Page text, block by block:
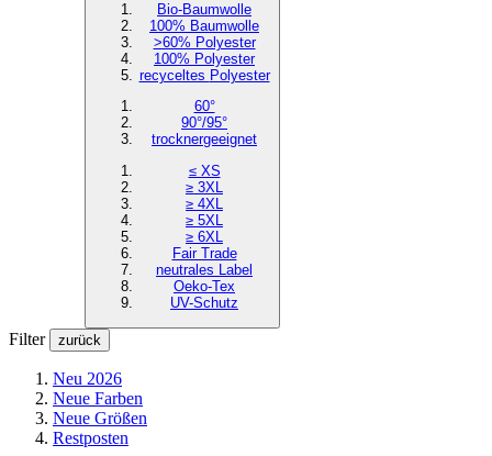
Bio-Baumwolle
100% Baumwolle
>60% Polyester
100% Polyester
recyceltes Polyester
60°
90°/95°
trocknergeeignet
≤ XS
≥ 3XL
≥ 4XL
≥ 5XL
≥ 6XL
Fair Trade
neutrales Label
Oeko-Tex
UV-Schutz
Filter zurück
Neu 2026
Neue Farben
Neue Größen
Restposten